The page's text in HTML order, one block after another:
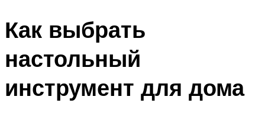
Как выбрать
настольный
инструмент для дома